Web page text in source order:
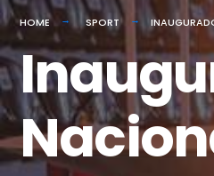
HOME SPORT